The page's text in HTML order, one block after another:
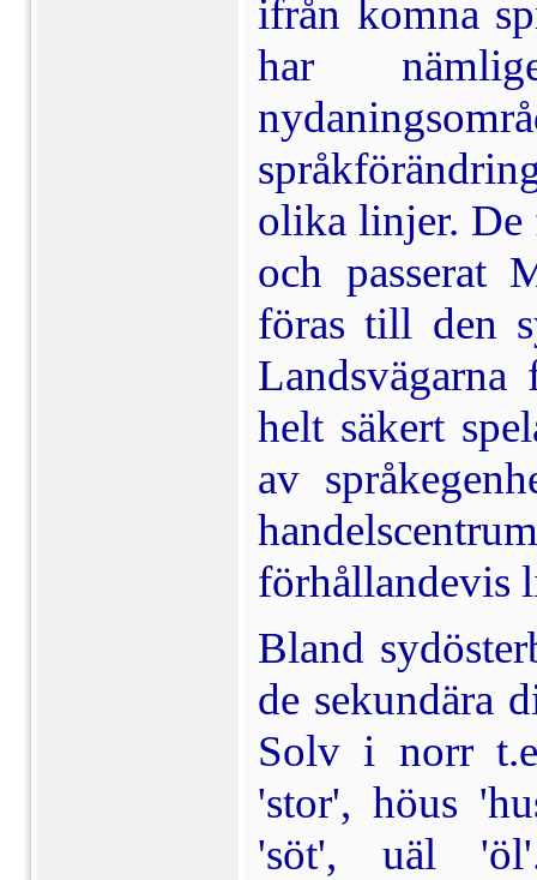
ifrån komna
har
olika linjer. De
och passerat
föras till den
helt säkert
av
förhållandevis
Bland
de sekundära
Solv i norr
'stor', höus
'söt', uäl